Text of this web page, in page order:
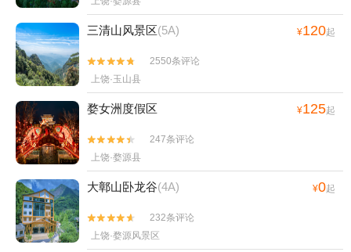
三清山风景区(5A) ¥120起


2550条评论
上饶·玉山县
婺女洲度假区 ¥125起


247条评论
上饶·婺源县
大鄣山卧龙谷(4A) ¥0起


232条评论
上饶·婺源风景区